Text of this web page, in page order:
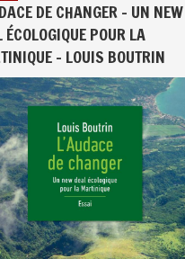
DE CHANGER - UN NEW
ÉCOLOGIQUE POUR LA
- LOUIS BOUTRIN